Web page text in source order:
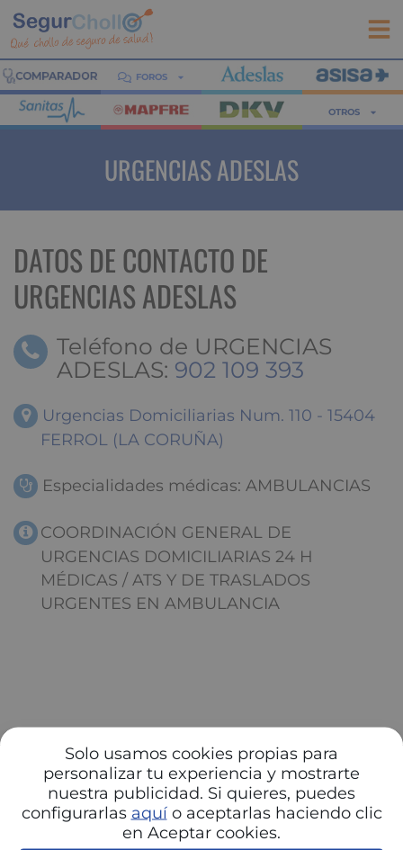
Solo usamos cookies propias para
personalizar tu experiencia y mostrarte
nuestra publicidad. Si quieres, puedes
configurarlas aquío aceptarlas haciendo clic
en Aceptar cookies.
FOROS
OTROS
URGENCIAS ADESLAS
DATOS DE CONTACTO DE
URGENCIAS ADESLAS
Teléfono de URGENCIAS
ADESLAS: 902 109 393
Urgencias Domiciliarias Num. 110 - 15404
FERROL (LA CORUÑA)
Especialidades médicas: AMBULANCIAS
COORDINACIÓN GENERAL DE
URGENCIAS DOMICILIARIAS 24 H
MÉDICAS / ATS Y DE TRASLADOS
URGENTES EN AMBULANCIA